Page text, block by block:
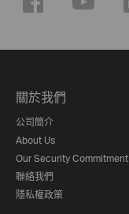
關於我們
公司簡介
About Us
Our Security Commitment
聯絡我們
隱私權政策